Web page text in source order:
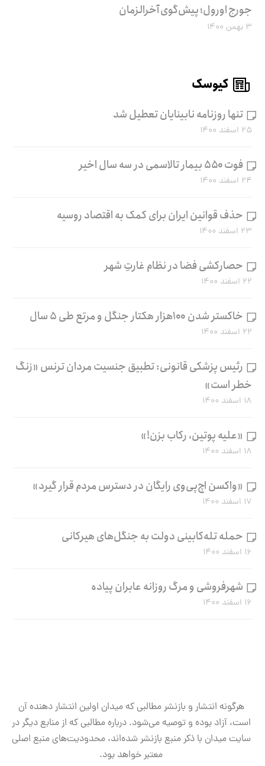
جورج اورول؛ پیش‌گوی آخرالزمان
۳ بهمن ۱۴۰۰
کیوسک
تنها روزنامه نابینایان تعطیل شد
۲۵ اسفند ۱۴۰۰
فوت ۵۵۰ بیمار تالاسمی در سه سال اخیر
۲۴ اسفند ۱۴۰۰
حذف قوانین ایران برای کمک به اقتصاد روسیه
۲۳ اسفند ۱۴۰۰
حصارکشی فضا در نظام غارتِ شهر
۲۲ اسفند ۱۴۰۰
خاکستر شدن ۱۰۰هزار هکتار جنگل و مرتع طی ۵ سال
۲۲ اسفند ۱۴۰۰
رئیس پزشکی قانونی: تطبیق جنسیت مردان ترنس «زنگ
خطر است»
۱۸ اسفند ۱۴۰۰
«علیه پوتین، رکاب بزن!»
۱۸ اسفند ۱۴۰۰
«واکسن اچ‌پی‌وی رایگان در دسترس مردم قرار گیرد»
۱۷ اسفند ۱۴۰۰
حمله تله‌کابینی دولت به جنگل‌های هیرکانی
۱۶ اسفند ۱۴۰۰
شهرفروشی و مرگ روزانه عابران پیاده
۱۶ اسفند ۱۴۰۰
هرگونه انتشار و بازنشر مطالبی که میدان اولین انتشار دهنده آن
است، آزاد بوده و توصیه می‌شود. درباره مطالبی که از منابع دیگر در
سایت میدان با ذکر منبع بازنشر شده‌اند، محدودیت‌های منبع اصلی
معتبر خواهد بود.